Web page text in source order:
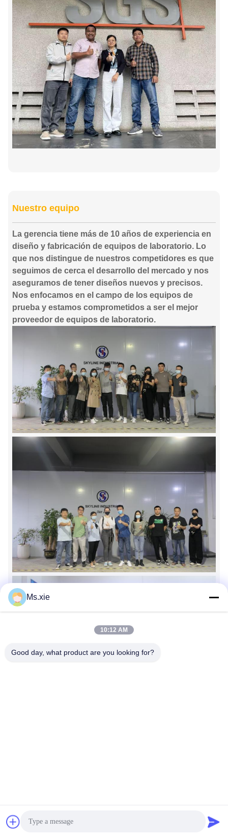
Nuestro equipo
La gerencia tiene más de 10 años de experiencia en
diseño y fabricación de equipos de laboratorio. Lo
que nos distingue de nuestros competidores es que
seguimos de cerca el desarrollo del mercado y nos
aseguramos de tener diseños nuevos y precisos.
Nos enfocamos en el campo de los equipos de
prueba y estamos comprometidos a ser el mejor
proveedor de equipos de laboratorio.
Ms.xie
10:12 AM
Good day, what product are you looking for?